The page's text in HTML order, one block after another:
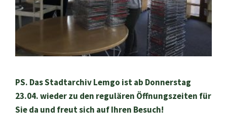
PS. Das Stadtarchiv Lemgo ist ab Donnerstag
23.04. wieder zu den regulären Öffnungszeiten für
Sie da und freut sich auf Ihren Besuch!